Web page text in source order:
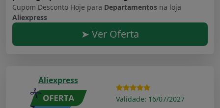
Cupom Desconto Hoje para Departamentos na loja
Aliexpress
➤ Ver Oferta
Aliexpress
Validade: 16/07/2027